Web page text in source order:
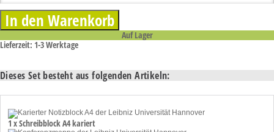
Auf Lager
Lieferzeit: 1-3 Werktage
Dieses Set besteht aus folgenden Artikeln:
1 x Schreibblock A4 kariert